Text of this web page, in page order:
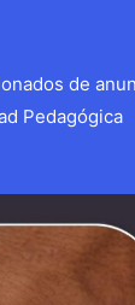
de
Pedagógica